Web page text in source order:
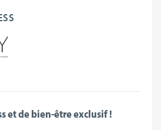
et de bien-être exclusif !